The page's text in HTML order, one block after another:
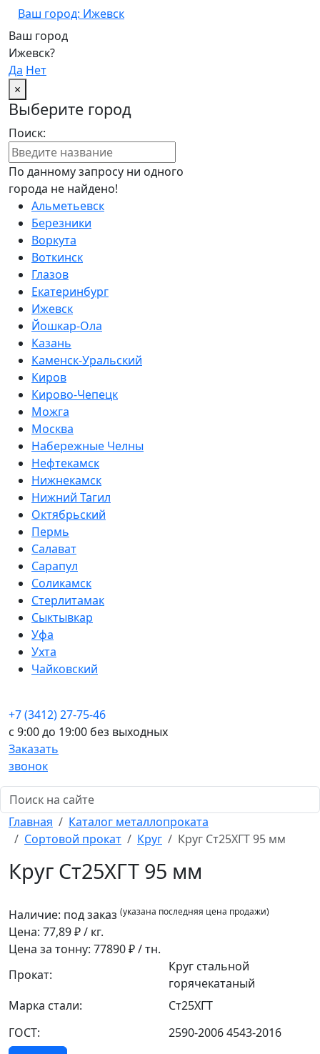
Ваш город: Ижевск
Ваш город
Ижевск?
Да Нет
×
Выберите город
Поиск:
По данному запросу ни одного
города не найдено!
Альметьевск
Березники
Воркута
Воткинск
Глазов
Екатеринбург
Ижевск
Йошкар-Ола
Казань
Каменск-Уральский
Киров
Кирово-Чепецк
Можга
Москва
Набережные Челны
Нефтекамск
Нижнекамск
Нижний Тагил
Октябрьский
Пермь
Салават
Сарапул
Соликамск
Стерлитамак
Сыктывкар
Уфа
Ухта
Чайковский
+7 (3412) 27-75-46
c 9:00 до 19:00 без выходных
Заказать
звонок
Главная
Каталог металлопроката
Сортовой прокат
Круг Круг Ст25ХГТ 95 мм
Круг Ст25ХГТ 95 мм
Наличие: под заказ (указана последняя цена продажи)
Цена: 77,89₽ / кг.
Цена за тонну: 77890₽ / тн.
Прокат:
Круг стальной
горячекатаный
Марка стали:
Ст25ХГТ
ГОСТ:
2590-2006 4543-2016